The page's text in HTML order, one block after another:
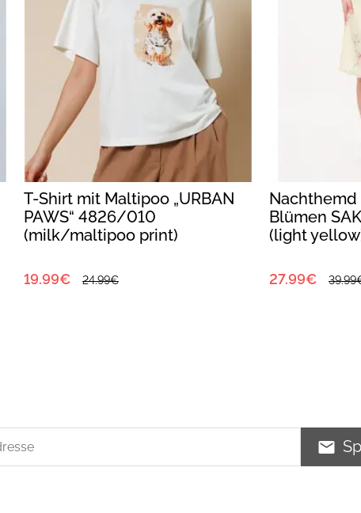
T-Shirt mit Maltipoo „URBAN
PAWS“ 4826/010
(milk/maltipoo print)
19.99€ 24.99€
Nachthemd
Blümen
(light
27.99€